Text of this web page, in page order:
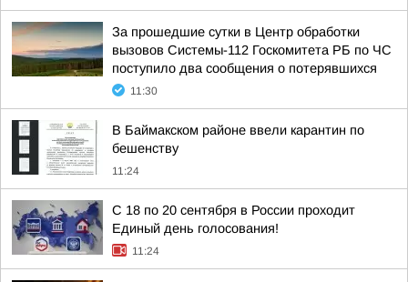
За прошедшие сутки в Центр обработки
вызовов Системы-112 Госкомитета РБ по ЧС
поступило два сообщения о потерявшихся
11:30
В Баймакском районе ввели карантин по
бешенству
11:24
С 18 по 20 сентября в России проходит
Единый день голосования!
11:24